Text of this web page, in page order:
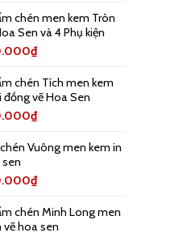
chén men kem Tròn
Sen và 4 Phụ kiện
₫
chén Tích men kem
đồng vẽ Hoa Sen
₫
Vuông men kem in
₫
chén Minh Long men
vẽ hoa sen